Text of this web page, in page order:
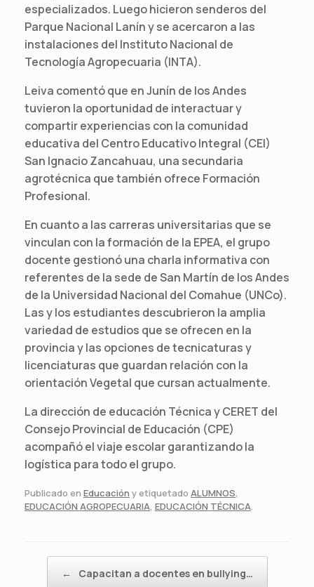
especializados. Luego hicieron senderos del
Parque Nacional Lanín y se acercaron a las
instalaciones del Instituto Nacional de
Tecnología Agropecuaria (INTA).
Leiva comentó que en Junín de los Andes
tuvieron la oportunidad de interactuar y
compartir experiencias con la comunidad
educativa del Centro Educativo Integral (CEI)
San Ignacio Zancahuau, una secundaria
agrotécnica que también ofrece Formación
Profesional.
En cuanto a las carreras universitarias que se
vinculan con la formación de la EPEA, el grupo
docente gestionó una charla informativa con
referentes de la sede de San Martín de los Andes
de la Universidad Nacional del Comahue (UNCo).
Las y los estudiantes descubrieron la amplia
variedad de estudios que se ofrecen en la
provincia y las opciones de tecnicaturas y
licenciaturas que guardan relación con la
orientación Vegetal que cursan actualmente.
La dirección de educación Técnica y CERET del
Consejo Provincial de Educación (CPE)
acompañó el viaje escolar garantizando la
logística para todo el grupo.
Publicado en Educación y etiquetado ALUMNOS,
EDUCACIÓN AGROPECUARIA, EDUCACIÓN TÉCNICA.
← Capacitan a docentes en bullying…